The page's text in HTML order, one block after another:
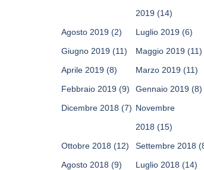
2019 (14)
Agosto 2019 (2) Luglio 2019 (6)
Giugno 2019 (11) Maggio 2019 (11)
Aprile 2019 (8) Marzo 2019 (11)
Febbraio 2019 (9) Gennaio 2019 (8)
Dicembre 2018 (7) Novembre
2018 (15)
Ottobre 2018 (12) Settembre 2018
Agosto 2018 (9) Luglio 2018 (14)